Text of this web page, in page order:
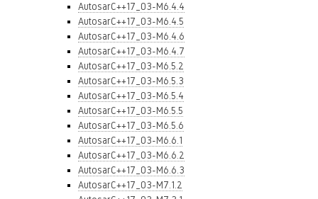
AutosarC++17_03-M6.4.4
AutosarC++17_03-M6.4.5
AutosarC++17_03-M6.4.6
AutosarC++17_03-M6.4.7
AutosarC++17_03-M6.5.2
AutosarC++17_03-M6.5.3
AutosarC++17_03-M6.5.4
AutosarC++17_03-M6.5.5
AutosarC++17_03-M6.5.6
AutosarC++17_03-M6.6.1
AutosarC++17_03-M6.6.2
AutosarC++17_03-M6.6.3
AutosarC++17_03-M7.1.2